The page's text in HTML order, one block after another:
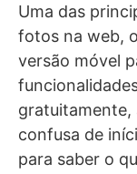
Uma das
fotos na web,
versão móvel
gratuitamente,
confusa de
para saber o